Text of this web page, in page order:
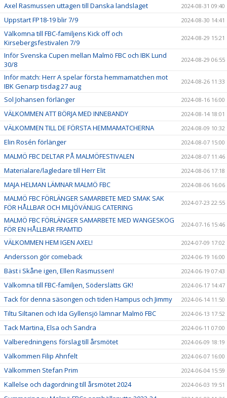
Axel Rasmussen uttagen till Danska landslaget 2024-08-31 09:40
Uppstart FP18-19 blir 7/9 2024-08-30 14:41
Välkomna till FBC-familjens Kick off och
Kirsebergsfestivalen 7/9
2024-08-29 15:21
Inför Svenska Cupen mellan Malmö FBC och IBK Lund
30/8
2024-08-29 06:55
Inför match: Herr A spelar första hemmamatchen mot
IBK Genarp tisdag 27 aug
2024-08-26 11:33
Sol Johansen förlänger 2024-08-16 16:00
VÄLKOMMEN ATT BÖRJA MED INNEBANDY 2024-08-14 18:01
VÄLKOMMEN TILL DE FÖRSTA HEMMAMATCHERNA 2024-08-09 10:32
Elin Rosén förlänger 2024-08-07 15:00
MALMÖ FBC DELTAR PÅ MALMÖFESTIVALEN 2024-08-07 11:46
Materialare/lagledare till Herr Elit 2024-08-06 17:18
MAJA HELMAN LÄMNAR MALMÖ FBC 2024-08-06 16:06
MALMÖ FBC FÖRLÄNGER SAMARBETE MED SMAK SAK
FÖR HÅLLBAR OCH MILJÖVÄNLIG CATERING
2024-07-23 22:55
MALMÖ FBC FÖRLÄNGER SAMARBETE MED WANGESKOG
FÖR EN HÅLLBAR FRAMTID
2024-07-16 15:46
VÄLKOMMEN HEM IGEN AXEL! 2024-07-09 17:02
Andersson gör comeback 2024-06-19 16:00
Bäst i Skåne igen, Ellen Rasmussen! 2024-06-19 07:43
Välkomna till FBC-familjen, Söderslätts GK! 2024-06-17 14:47
Tack för denna säsongen och tiden Hampus och Jimmy 2024-06-14 11:50
Tiltu Siltanen och Ida Gyllensjö lämnar Malmö FBC 2024-06-13 17:52
Tack Martina, Elsa och Sandra 2024-06-11 07:00
Valberedningens förslag till årsmötet 2024-06-09 18:19
Välkommen Filip Ahnfelt 2024-06-07 16:00
Välkommen Stefan Prim 2024-06-04 15:59
Kallelse och dagordning till årsmötet 2024 2024-06-03 19:51